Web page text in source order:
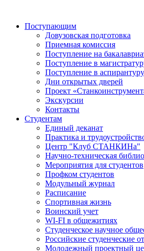
Поступающим
Довузовская подготовка
Приемная комиссия
Поступление на
Поступление в
Поступление в аспирантуру
Дни открытых дверей
Проект
Экскурсии
Контакты
Студентам
Единый деканат
Практика и
Центр "Клуб СТАНКИНа"
Научно-техническая
Мероприятия для студентов
Профком студентов
Модульный журнал
Расписание
Спортивная жизнь
Воинский учет
WI-FI в общежитиях
Студенческое научное
Российские студенческие
Молодежный проектный